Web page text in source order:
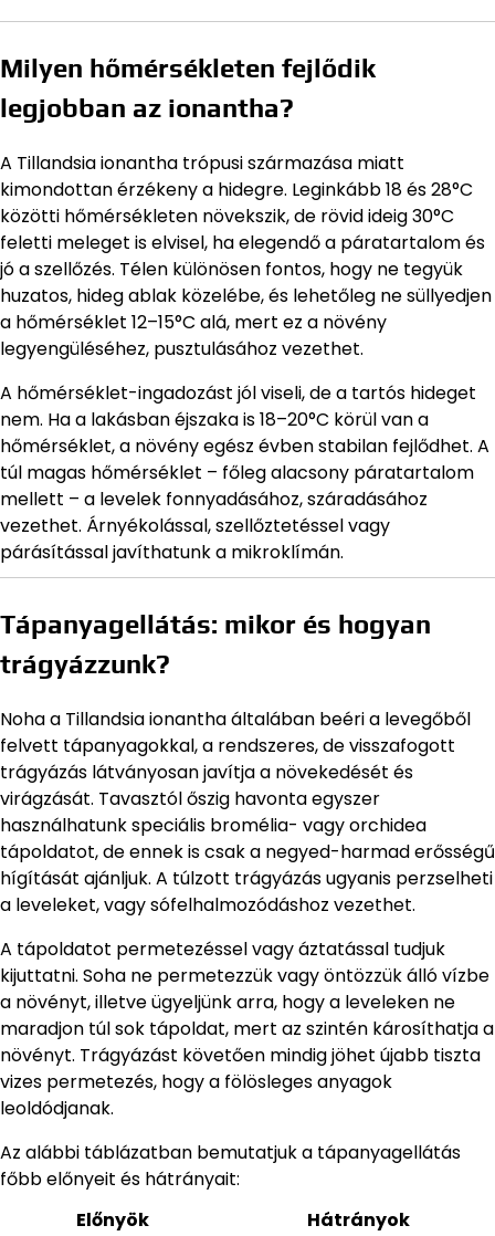
Milyen hőmérsékleten fejlődik
legjobban az ionantha?
A Tillandsia ionantha trópusi származása miatt
kimondottan érzékeny a hidegre. Leginkább 18 és 28°C
közötti hőmérsékleten növekszik, de rövid ideig 30°C
feletti meleget is elvisel, ha elegendő a páratartalom és
jó a szellőzés. Télen különösen fontos, hogy ne tegyük
huzatos, hideg ablak közelébe, és lehetőleg ne süllyedjen
a hőmérséklet 12–15°C alá, mert ez a növény
legyengüléséhez, pusztulásához vezethet.
A hőmérséklet-ingadozást jól viseli, de a tartós hideget
nem. Ha a lakásban éjszaka is 18–20°C körül van a
hőmérséklet, a növény egész évben stabilan fejlődhet. A
túl magas hőmérséklet – főleg alacsony páratartalom
mellett – a levelek fonnyadásához, száradásához
vezethet. Árnyékolással, szellőztetéssel vagy
párásítással javíthatunk a mikroklímán.
Tápanyagellátás: mikor és hogyan
trágyázzunk?
Noha a Tillandsia ionantha általában beéri a levegőből
felvett tápanyagokkal, a rendszeres, de visszafogott
trágyázás látványosan javítja a növekedését és
virágzását. Tavasztól őszig havonta egyszer
használhatunk speciális bromélia- vagy orchidea
tápoldatot, de ennek is csak a negyed-harmad erősségű
hígítását ajánljuk. A túlzott trágyázás ugyanis perzselheti
a leveleket, vagy sófelhalmozódáshoz vezethet.
A tápoldatot permetezéssel vagy áztatással tudjuk
kijuttatni. Soha ne permetezzük vagy öntözzük álló vízbe
a növényt, illetve ügyeljünk arra, hogy a leveleken ne
maradjon túl sok tápoldat, mert az szintén károsíthatja a
növényt. Trágyázást követően mindig jöhet újabb tiszta
vizes permetezés, hogy a fölösleges anyagok
leoldódjanak.
Az alábbi táblázatban bemutatjuk a tápanyagellátás
főbb előnyeit és hátrányait:
Előnyök
Hátrányok